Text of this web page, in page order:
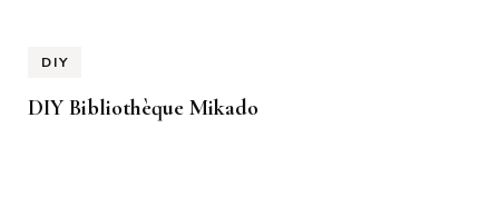
DIY
DIY Bibliothèque Mikado